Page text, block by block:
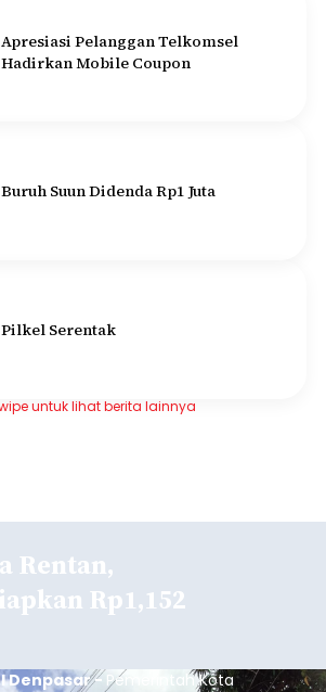
Apresiasi Pelanggan Telkomsel
Hadirkan Mobile Coupon
Buruh Suun Didenda Rp1 Juta
Pilkel Serentak
untuk lihat berita lainnya
Rentan,
Rp1,152
Denpasar - Pemerintah Kota